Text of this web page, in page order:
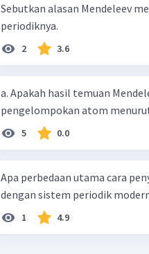
Sebutkan alasan Mendeleev
periodiknya.
2 3.6
a. Apakah hasil temuan Mendeleev? b. Tuliskan
pengelompokan atom
5 0.0
Apa perbedaan utama cara
dengan sistem periodik
1 4.9